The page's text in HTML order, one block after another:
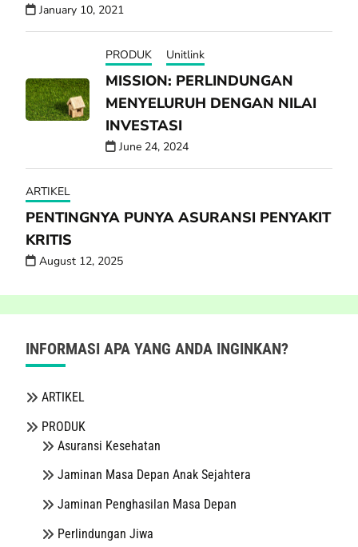
January 10, 2021
PRODUK Unitlink
MISSION: PERLINDUNGAN
MENYELURUH DENGAN NILAI
INVESTASI
June 24, 2024
ARTIKEL
PENTINGNYA PUNYA ASURANSI PENYAKIT
KRITIS
August 12, 2025
INFORMASI APA YANG ANDA INGINKAN?
ARTIKEL
PRODUK
Asuransi Kesehatan
Jaminan Masa Depan Anak Sejahtera
Jaminan Penghasilan Masa Depan
Perlindungan Jiwa